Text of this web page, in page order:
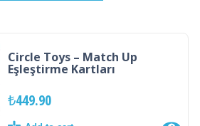
Circle Toys – Match Up
Eşleştirme Kartları
₺449.90